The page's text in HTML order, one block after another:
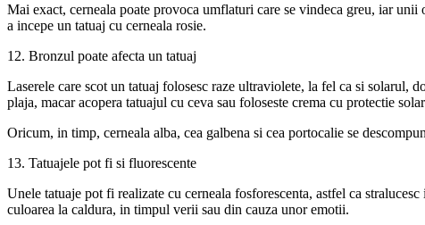
Mai exact, cerneala poate provoca umflaturi care se vindeca greu, iar
a incepe un tatuaj cu cerneala rosie.
12. Bronzul poate afecta un tatuaj
Laserele care scot un tatuaj folosesc raze ultraviolete, la fel ca si solarul,
plaja, macar acopera tatuajul cu ceva sau foloseste crema cu protectie
Oricum, in timp, cerneala alba, cea galbena si cea portocalie se
13. Tatuajele pot fi si fluorescente
Unele tatuaje pot fi realizate cu cerneala fosforescenta, astfel ca
culoarea la caldura, in timpul verii sau din cauza unor emotii.